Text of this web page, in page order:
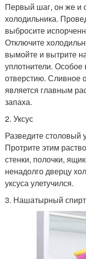
Первый шаг, он же и
холодильника.
выбросите
Отключите
вымойте и вытрите
уплотнители.
отверстию. Сливное
является главным
запаха.
2. Уксус
Разведите столовый
Протрите этим
стенки, полочки,
ненадолго дверцу
уксуса улетучился.
3. Нашатырный спирт